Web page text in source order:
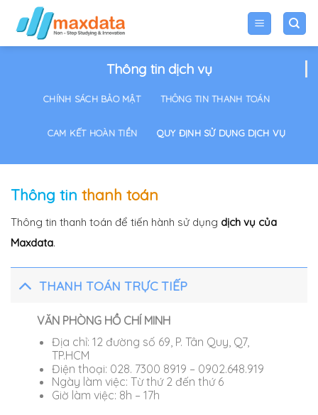
content
Thông tin dịch vụ
CHÍNH SÁCH BẢO MẬT THÔNG TIN THANH TOÁN
CAM KẾT HOÀN TIỀN QUY ĐỊNH SỬ DỤNG DỊCH VỤ
Thông tin thanh toán
Thông tin thanh toán để tiến hành sử dụng dịch vụ của
Maxdata.
THANH TOÁN TRỰC TIẾP
VĂN PHÒNG HỒ CHÍ MINH
Địa chỉ: 12 đường số 69, P. Tân Quy, Q7,
TP.HCM
Điện thoại: 028. 7300 8919 – 0902.648.919
Ngày làm việc: Từ thứ 2 đến thứ 6
Giờ làm việc: 8h – 17h